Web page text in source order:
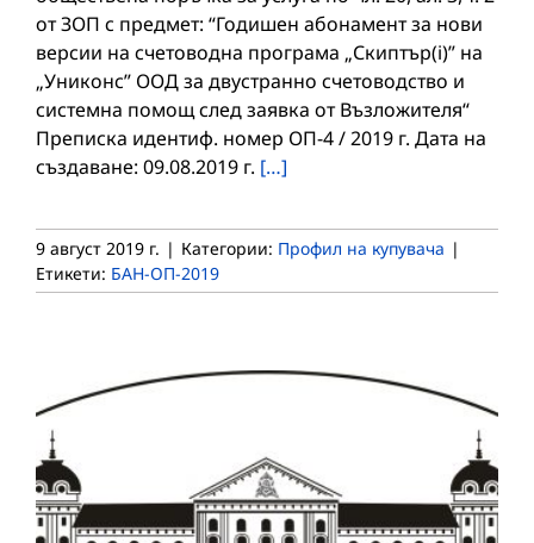
от ЗОП с предмет: “Годишен абонамент за нови
версии на счетоводна програма „Скиптър(i)” на
„Униконс” ООД за двустранно счетоводство и
системна помощ след заявка от Възложителя“
Преписка идентиф. номер ОП-4 / 2019 г. Дата на
създаване: 09.08.2019 г. […]
9 август 2019 г. | Категории: Профил на купувача |
Етикети: БАН-ОП-2019